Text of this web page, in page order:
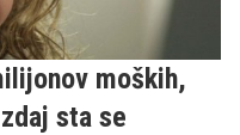
moških,
sta se